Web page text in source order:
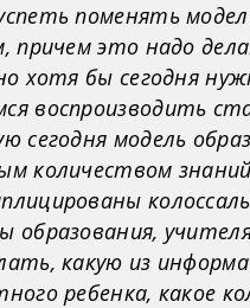
поменять
причем это надо
хотя бы сегодня
воспроизводить
сегодня модель
количеством
образования,
какую из
ребенка, какое